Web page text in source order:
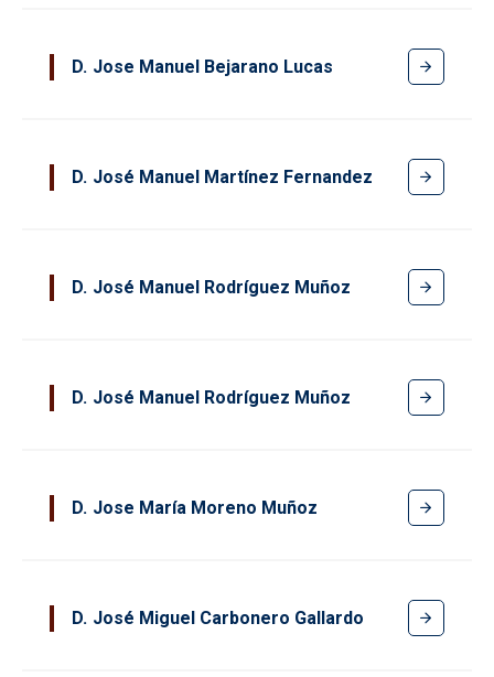
D Jose Manuel Bejarano Lucas
D José Manuel Martínez Fernandez
D José Manuel Rodríguez Muñoz
D José Manuel Rodríguez Muñoz
D Jose María Moreno Muñoz
D José Miguel Carbonero Gallardo